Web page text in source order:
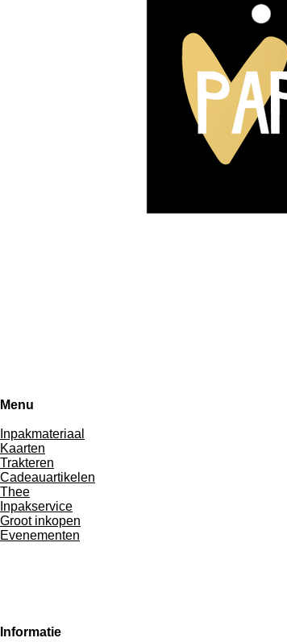
Menu
Inpakmateriaal
Kaarten
Trakteren
Cadeauartikelen
Thee
Inpakservice
Groot inkopen
Evenementen
Informatie